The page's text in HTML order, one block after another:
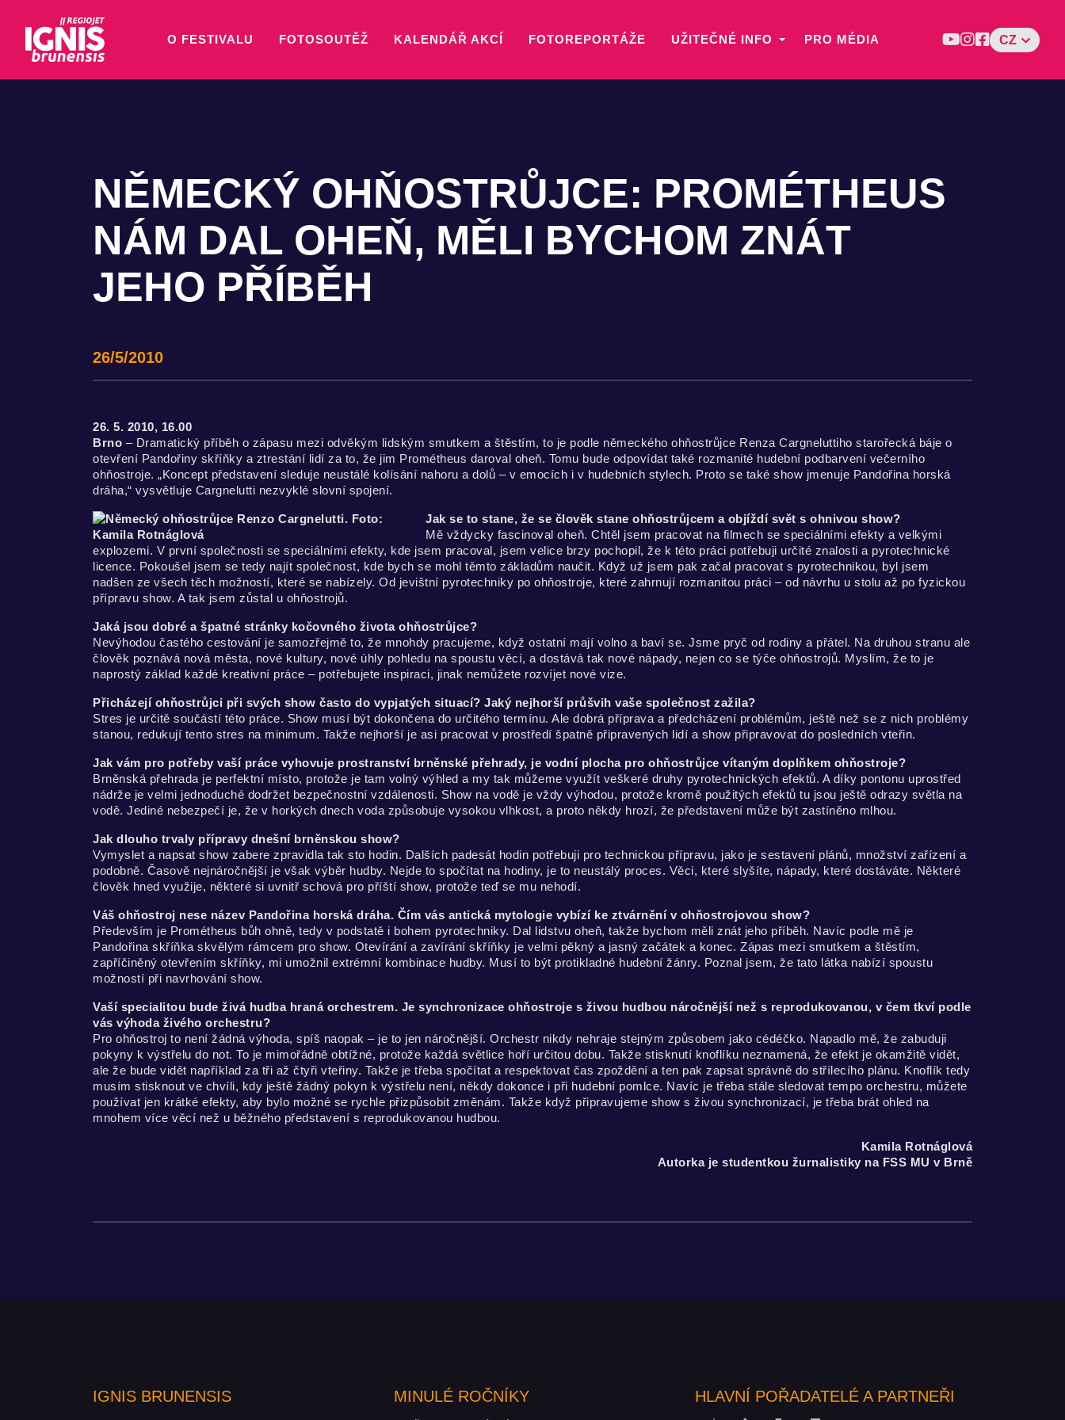
O FESTIVALU FOTOSOUTĚŽ KALENDÁŘ AKCÍ FOTOREPORTÁŽE UŽITEČNÉ INFO PRO MÉDIA CZ
NĚMECKÝ OHŇOSTRŮJCE: PROMÉTHEUS
NÁM DAL OHEŇ, MĚLI BYCHOM ZNÁT
JEHO PŘÍBĚH
26/5/2010
26. 5. 2010, 16.00
Brno – Dramatický příběh o zápasu mezi odvěkým lidským smutkem a štěstím, to je podle německého ohňostrůjce Renza Cargneluttiho starořecká báje o
otevření Pandořiny skříňky a ztrestání lidí za to, že jim Prométheus daroval oheň. Tomu bude odpovídat také rozmanité hudební podbarvení večerního
ohňostroje. „Koncept představení sleduje neustálé kolísání nahoru a dolů – v emocích i v hudebních stylech. Proto se také show jmenuje Pandořina horská
dráha,“ vysvětluje Cargnelutti nezvyklé slovní spojení.
Jak se to stane, že se člověk stane ohňostrůjcem a objíždí svět s ohnivou show?
Mě vždycky fascinoval oheň. Chtěl jsem pracovat na filmech se speciálními efekty a velkými
explozemi. V první společnosti se speciálními efekty, kde jsem pracoval, jsem velice brzy pochopil, že k této práci potřebuji určité znalosti a pyrotechnické
licence. Pokoušel jsem se tedy najít společnost, kde bych se mohl těmto základům naučit. Když už jsem pak začal pracovat s pyrotechnikou, byl jsem
nadšen ze všech těch možností, které se nabízely. Od jevištní pyrotechniky po ohňostroje, které zahrnují rozmanitou práci – od návrhu u stolu až po fyzickou
přípravu show. A tak jsem zůstal u ohňostrojů.
Jaká jsou dobré a špatné stránky kočovného života ohňostrůjce?
Nevýhodou častého cestování je samozřejmě to, že mnohdy pracujeme, když ostatní mají volno a baví se. Jsme pryč od rodiny a přátel. Na druhou stranu ale
člověk poznává nová města, nové kultury, nové úhly pohledu na spoustu věcí, a dostává tak nové nápady, nejen co se týče ohňostrojů. Myslím, že to je
naprostý základ každé kreativní práce – potřebujete inspiraci, jinak nemůžete rozvíjet nové vize.
Přicházejí ohňostrůjci při svých show často do vypjatých situací? Jaký nejhorší průšvih vaše společnost zažila?
Stres je určitě součástí této práce. Show musí být dokončena do určitého termínu. Ale dobrá příprava a předcházení problémům, ještě než se z nich problémy
stanou, redukují tento stres na minimum. Takže nejhorší je asi pracovat v prostředí špatně připravených lidí a show připravovat do posledních vteřin.
Jak vám pro potřeby vaší práce vyhovuje prostranství brněnské přehrady, je vodní plocha pro ohňostrůjce vítaným doplňkem ohňostroje?
Brněnská přehrada je perfektní místo, protože je tam volný výhled a my tak můžeme využít veškeré druhy pyrotechnických efektů. A díky pontonu uprostřed
nádrže je velmi jednoduché dodržet bezpečnostní vzdálenosti. Show na vodě je vždy výhodou, protože kromě použitých efektů tu jsou ještě odrazy světla na
vodě. Jediné nebezpečí je, že v horkých dnech voda způsobuje vysokou vlhkost, a proto někdy hrozí, že představení může být zastíněno mlhou.
Jak dlouho trvaly přípravy dnešní brněnskou show?
Vymyslet a napsat show zabere zpravidla tak sto hodin. Dalších padesát hodin potřebuji pro technickou přípravu, jako je sestavení plánů, množství zařízení a
podobně. Časově nejnáročnější je však výběr hudby. Nejde to spočítat na hodiny, je to neustálý proces. Věci, které slyšíte, nápady, které dostáváte. Některé
člověk hned využije, některé si uvnitř schová pro příští show, protože teď se mu nehodí.
Váš ohňostroj nese název Pandořina horská dráha. Čím vás antická mytologie vybízí ke ztvárnění v ohňostrojovou show?
Především je Prométheus bůh ohně, tedy v podstatě i bohem pyrotechniky. Dal lidstvu oheň, takže bychom měli znát jeho příběh. Navíc podle mě je
Pandořina skříňka skvělým rámcem pro show. Otevírání a zavírání skříňky je velmi pěkný a jasný začátek a konec. Zápas mezi smutkem a štěstím,
zapříčiněný otevřením skříňky, mi umožnil extrémní kombinace hudby. Musí to být protikladné hudební žánry. Poznal jsem, že tato látka nabízí spoustu
možností při navrhování show.
Vaší specialitou bude živá hudba hraná orchestrem. Je synchronizace ohňostroje s živou hudbou náročnější než s reprodukovanou, v čem tkví podle
vás výhoda živého orchestru?
Pro ohňostroj to není žádná výhoda, spíš naopak – je to jen náročnější. Orchestr nikdy nehraje stejným způsobem jako cédéčko. Napadlo mě, že zabuduji
pokyny k výstřelu do not. To je mimořádně obtížné, protože každá světlice hoří určitou dobu. Takže stisknutí knoflíku neznamená, že efekt je okamžitě vidět,
ale že bude vidět například za tři až čtyři vteřiny. Takže je třeba spočítat a respektovat čas zpoždění a ten pak zapsat správně do střílecího plánu. Knoflík tedy
musím stisknout ve chvíli, kdy ještě žádný pokyn k výstřelu není, někdy dokonce i při hudební pomlce. Navíc je třeba stále sledovat tempo orchestru, můžete
používat jen krátké efekty, aby bylo možné se rychle přizpůsobit změnám. Takže když připravujeme show s živou synchronizací, je třeba brát ohled na
mnohem více věcí než u běžného představení s reprodukovanou hudbou.
Kamila Rotnáglová
Autorka je studentkou žurnalistiky na FSS MU v Brně
IGNIS BRUNENSIS MINULÉ ROČNÍKY HLAVNÍ POŘADATELÉ A PARTNEŘI